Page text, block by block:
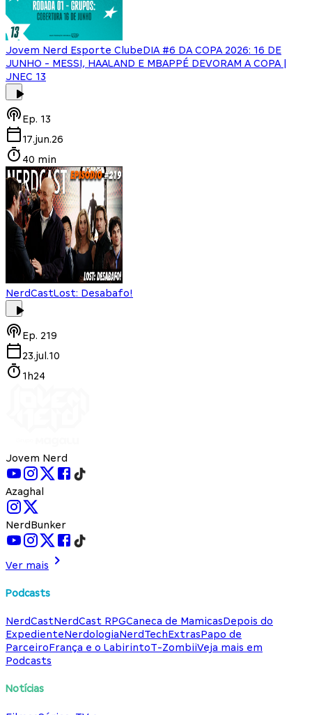
Jovem Nerd Esporte ClubeDIA #6 DA COPA 2026: 16 DE
JUNHO - MESSI, HAALAND E MBAPPÉ DEVORAM A COPA |
JNEC 13
Ep. 13
17.jun.26
40 min
NerdCastLost: Desabafo!
Ep. 219
23.jul.10
1h24
Jovem Nerd
Azaghal
NerdBunker
Ver mais
Podcasts
NerdCastNerdCast RPGCaneca de MamicasDepois do
ExpedienteNerdologiaNerdTechExtrasPapo de
ParceiroFrança e o LabirintoT-ZombiiVeja mais em
Podcasts
Notícias